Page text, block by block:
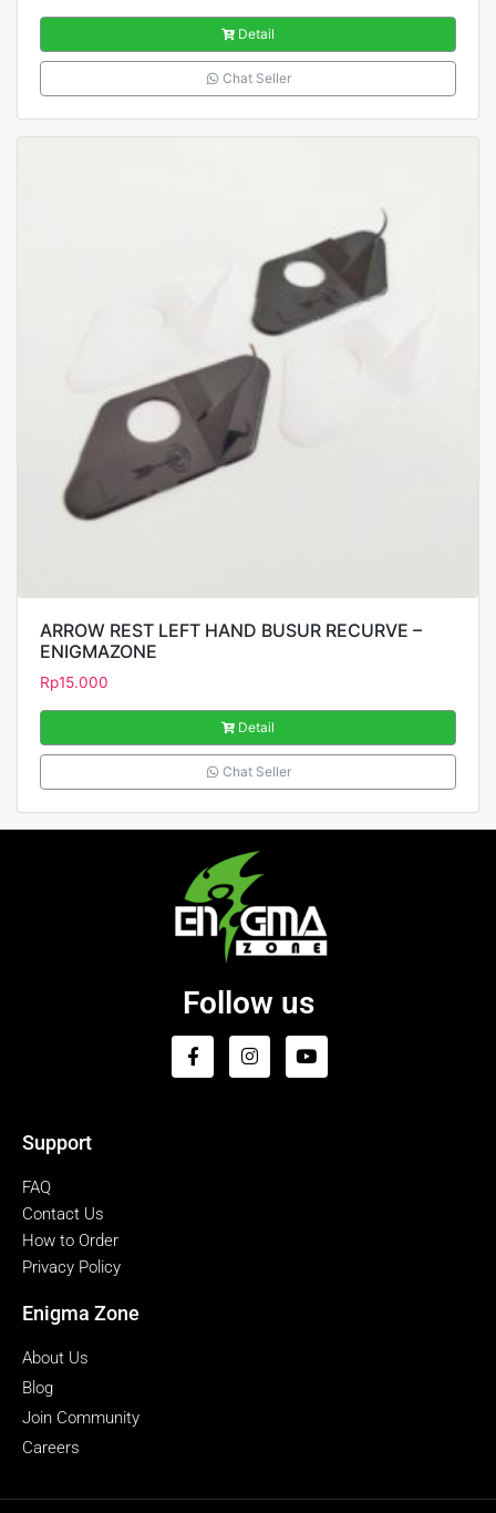
Detail
Chat Seller
ARROW REST LEFT HAND BUSUR RECURVE –
ENIGMAZONE
Rp15.000
Detail
Chat Seller
Follow us
Support
FAQ
Contact Us
How to Order
Privacy Policy
Enigma Zone
About Us
Blog
Join Community
Careers